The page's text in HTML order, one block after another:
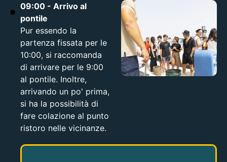
09:00 - Arrivo al
pontile
Pur essendo la
partenza fissata per le
10:00, si raccomanda
di arrivare per le 9:00
al pontile. Inoltre,
arrivando un po' prima,
si ha la possibilità di
fare colazione al punto
ristoro nelle vicinanze.